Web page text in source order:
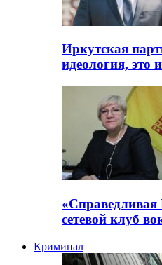
Иркутская
идеология, это
сетевой клуб
Криминал